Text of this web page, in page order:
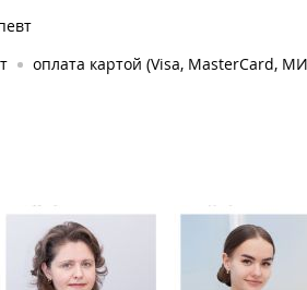
оплата картой (Visa, MasterCard,